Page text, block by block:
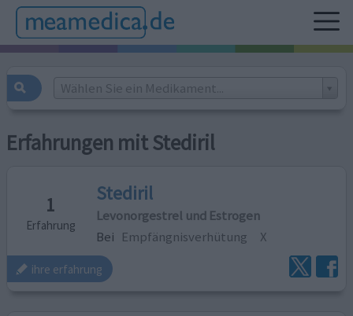
Wählen Sie ein Medikament...
Erfahrungen mit Stediril
1
Erfahrung
Stediril
Levonorgestrel und Estrogen
Bei Empfängnisverhütung X
ihre erfahrung